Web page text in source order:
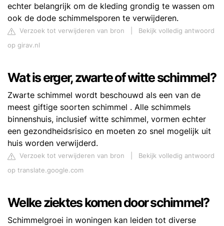
echter belangrijk om de kleding grondig te wassen om
ook de dode schimmelsporen te verwijderen.
Verzoek tot verwijderen van bron
Bekijk volledig antwoord
op girav.nl
Wat is erger, zwarte of witte schimmel?
Zwarte schimmel wordt beschouwd als een van de
meest giftige soorten schimmel . Alle schimmels
binnenshuis, inclusief witte schimmel, vormen echter
een gezondheidsrisico en moeten zo snel mogelijk uit
huis worden verwijderd.
Verzoek tot verwijderen van bron
Bekijk volledig antwoord
op translate.google.com
Welke ziektes komen door schimmel?
Schimmelgroei in woningen kan leiden tot diverse